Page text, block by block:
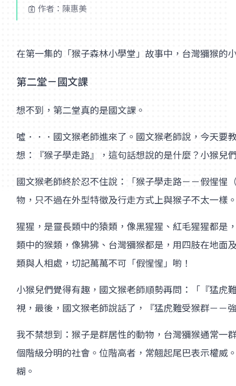
作者：陳惠美
在第一集的「猴子森林小學堂」故事中，台灣獼猴的
第二堂－國文課
想不到，第二堂真的是國文課。
噓．．．國文猴老師進來了。國文猴老師說，今天要
想：『猴子學走路』，這句話想說的是什麼？小猴兒
國文猴老師終於忍不住說：「猴子學走路－－假惺惺
物，只不過在外型特徵及行走方式上與猴子不太一樣。
猩猩，是靈長類中的猿類，像黑猩猩、紅毛猩猩都是
類中的猴類，像狒狒、台灣獼猴都是，用四肢在地面
類與人相處，切記萬萬不可「假惺惺」喲！
小猴兒們覺得有趣，國文猴老師順勢再問：「『猛虎
視，最後，國文猴老師說話了，『猛虎難受猴群－－
我不禁想到：猴子是群居性的動物，台灣獼猴通常一
個階級分明的社會。位階高者，常翹起尾巴表示權威
糊。